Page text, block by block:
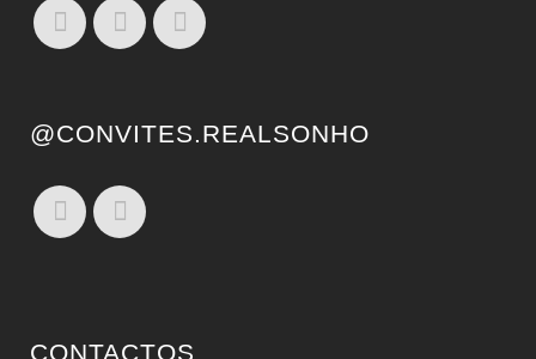
@CONVITES.REALSONHO
CONTACTOS